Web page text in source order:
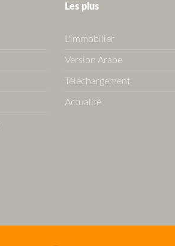
Les plus
L'immobilier
Version Arabe
Téléchargement
Actualité